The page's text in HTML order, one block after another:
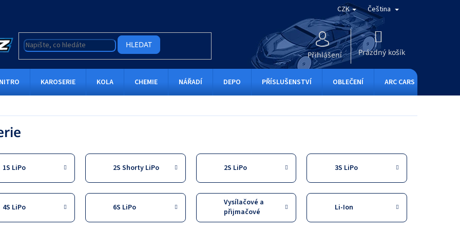
CZK Čeština
HLEDAT
Přihlášení
KOŠÍK
Prázdný košík
NITRO KAROSERIE KOLA CHEMIE NÁŘADÍ DEPO PŘÍSLUŠENSTVÍ OBLEČENÍ ARC CARS
1S LiPo 2S Shorty LiPo 2S LiPo 3S LiPo
4S LiPo 6S LiPo
Vysílačové a
přijmačové
Li-Ion